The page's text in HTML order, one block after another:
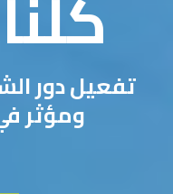
تفعيل دور
ومؤثر